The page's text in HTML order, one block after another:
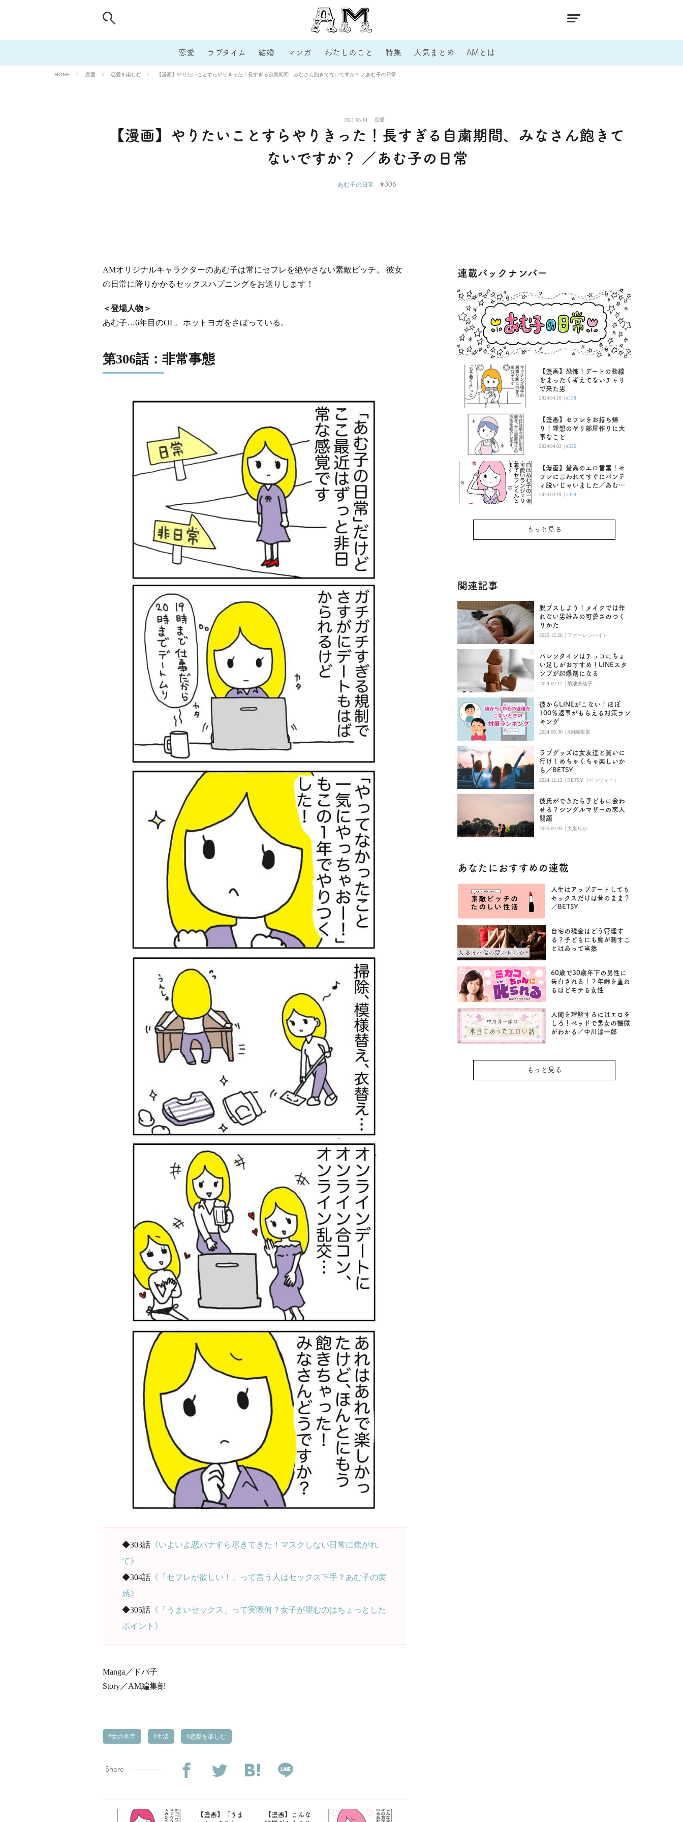
恋愛 ラブタイム 結婚 マンガ わたしのこと 特集 人気まとめ AMとは
HOME 恋愛 恋愛を楽しむ 【漫画】やりたいことすらやりきった！長すぎる自粛期間、みなさん飽きてないですか？ ／あむ子の日常
2021.05.14 恋愛
【漫画】やりたいことすらやりきった！長すぎる自粛期間、みなさん飽きて
ないですか？ ／あむ子の日常
あむ子の日常 #306
AMオリジナルキャラクターのあむ子は常にセフレを絶やさない素敵ビッチ。 彼女
の日常に降りかかるセックスハプニングをお送りします！
＜登場人物＞
あむ子…6年目のOL。ホットヨガをさぼっている。
第306話：非常事態
◆303話《いよいよ恋バナすら尽きてきた！マスクしない日常に焦がれ
て》
◆304話《「セフレが欲しい！」って言う人はセックス下手？あむ子の実
感》
◆305話《「うまいセックス」って実際何？女子が望むのはちょっとした
ポイント》
Manga／ドバ子
Story／AM編集部
女の本音 生活 恋愛を楽しむ
Share
【漫画】「うま
【漫画】こんな
連載バックナンバー
【漫画】恐怖！デートの動線
をまったく考えてないチャリ
で来た男
2024.04.10 | #138
【漫画】セフレをお持ち帰
り！理想のヤリ部屋作りに大
事なこと
2024.04.03 | #226
【漫画】最高のエロ言葉！セ
フレに言われてすぐにパンテ
ィ脱いじゃいました／あむ子
の日常
2024.03.19 | #329
もっと見る
関連記事
脱ブスしよう！メイクでは作
れない男好みの可愛さのつく
りかた
2025.12.26 | ファーレンハイト
バレンタインはチョコにちょ
い足しがおすすめ！LINEスタ
ンプが起爆剤になる
2024.02.12 | 菊池美佳子
彼からLINEがこない！ほぼ
100％返事がもらえる対策ラン
キング
2024.09.30 | AM編集部
ラブグッズは女友達と買いに
行け！めちゃくちゃ楽しいか
ら／BETSY
2024.12.12 | BETSY（ベッツィー）
彼氏ができたら子どもに会わ
せる？シングルマザーの恋人
問題
2025.04.05 | 大泉りか
あなたにおすすめの連載
人生はアップデートしても
セックスだけは昔のまま？
／BETSY
自宅の現金はどう管理す
る？子どもにも魔が刺すこ
とはあって当然
60歳で30歳年下の男性に
告白される！？年齢を重ね
るほどモテる女性
人間を理解するにはエロを
しろ！ベッドで男女の機微
がわかる／中川淳一郎
もっと見る